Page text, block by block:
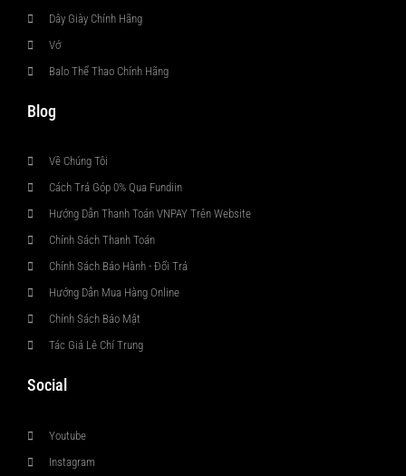
Dây Giày Chính Hãng
Vớ
Balo Thể Thao Chính Hãng
Blog
Về Chúng Tôi
Cách Trả Góp 0% Qua Fundiin
Hướng Dẫn Thanh Toán VNPAY Trên Website
Chính Sách Thanh Toán
Chính Sách Bảo Hành - Đổi Trả
Hướng Dẫn Mua Hàng Online
Chính Sách Bảo Mật
Tác Giả Lê Chí Trung
Social
Youtube
Instagram